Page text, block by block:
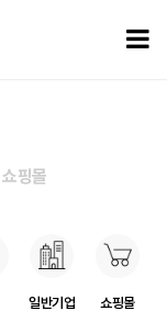
쇼핑몰
일반기업 쇼핑몰